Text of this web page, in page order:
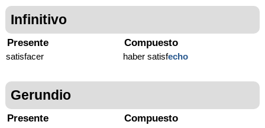
Infinitivo
Presente
satisfacer
Compuesto
haber satisfecho
Gerundio
Presente Compuesto